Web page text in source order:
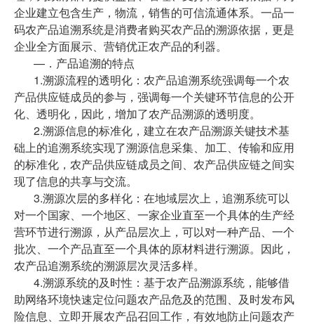
企业建立包含生产，物流，销售的可信流通体系。一品一
码农产品追溯系统是消费者购买农产品的溯源依据，更是
企业全方面展示、营销优正农产品的利器。
—．产品追溯的特点
1.溯源流程的透明化：农产品追溯系统强调每一个农
产品供应链成员的参与，强调每一个关键环节信息的公开
化、透明化，因此，增加了农产品溯源的透明度。
2.溯源信息的标准化，建立在农产品溯源关键技术基
础上的追溯系统实现了溯源信息采集、加工、传输和应用
的标准化，农产品供应链成员之间、农产品供应链之间实
现了信息的共享与交流。
3.溯源次层的多样化：在地域层次上，追溯系统可以
对一个国家、一个地区、一家企业直至一个具体的生产经
营环节进行溯源，从产品层次上，可以对一种产品、一个
批次、一个产品直至一个具体的原材料进行溯源。因此，
农产品追溯系统的溯源层次灵活多样。
4.溯源系统的及时性：基于农产品溯源系统，能够借
助网络环境快速定位问题农产品危及的范围、及时发布风
险信息、立即开展农产品召回工作，有效地防止问题农产